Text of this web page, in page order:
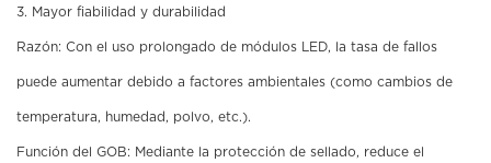
3. Mayor fiabilidad y durabilidad
Razón: Con el uso prolongado de módulos LED, la tasa de fallos
puede aumentar debido a factores ambientales (como cambios de
temperatura, humedad, polvo, etc.).
Función del GOB: Mediante la protección de sellado, reduce el